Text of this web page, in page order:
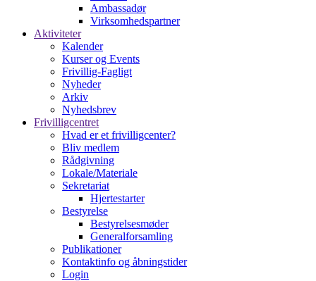
Ambassadør
Virksomhedspartner
Aktiviteter
Kalender
Kurser og Events
Frivillig-Fagligt
Nyheder
Arkiv
Nyhedsbrev
Frivilligcentret
Hvad er et frivilligcenter?
Bliv medlem
Rådgivning
Lokale/Materiale
Sekretariat
Hjertestarter
Bestyrelse
Bestyrelsesmøder
Generalforsamling
Publikationer
Kontaktinfo og åbningstider
Login